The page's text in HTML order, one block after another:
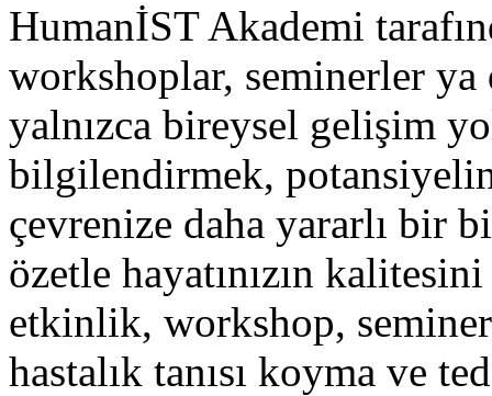
HumanİST Akademi
workshoplar, seminerler ya
yalnızca bireysel gelişim
bilgilendirmek,
çevrenize daha yararlı bir
özetle hayatınızın
etkinlik, workshop,
hastalık tanısı koyma ve